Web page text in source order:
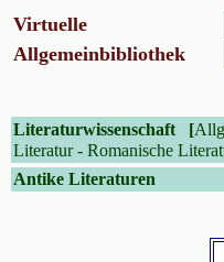
Virtuelle
Allgemeinbibliothek
Literaturwissenschaft [
Literatur- Romanische
Antike Literaturen